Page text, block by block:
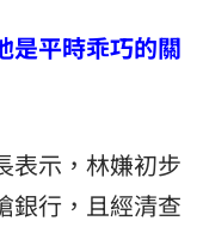
平時乖巧的關
表示，林嫌初步
銀行，且經清查